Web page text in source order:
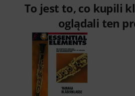
To jest to, co kupili
oglądali ten